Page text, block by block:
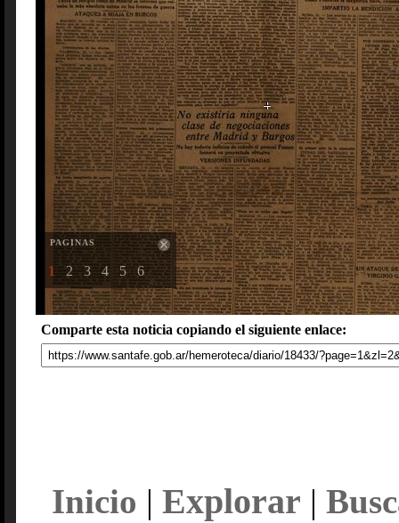
PAGINAS
1 2 3 4 5 6
Comparte esta noticia copiando el siguiente enlace:
Inicio | Explorar |